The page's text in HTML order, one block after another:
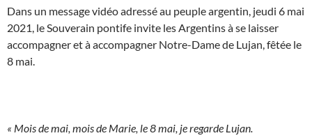
Dans un message vidéo adressé au peuple argentin, jeudi 6 mai
2021, le Souverain pontife invite les Argentins à se laisser
accompagner et à accompagner Notre-Dame de Lujan, fêtée le
8 mai.
« Mois de mai, mois de Marie, le 8 mai, je regarde Lujan.